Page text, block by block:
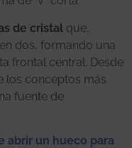
de cristal que,
dos, formando una
frontal central. Desde
los conceptos más
fuente de
abrir un hueco para